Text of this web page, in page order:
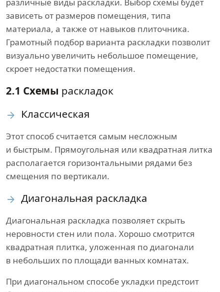
различные виды раскладки. Выбор схемы будет
зависеть от размеров помещения, типа
материала, а также от навыков плиточника.
Грамотный подбор варианта раскладки позволит
визуально увеличить небольшое помещение,
скроет недостатки помещения.
2.1 Схемы раскладок
Классическая
Этот способ считается самым несложным
и быстрым. Прямоугольная или квадратная литка
располагается горизонтальными рядами без
смещения по вертикали.
Диагональная раскладка
Диагональная раскладка позволяет скрыть
неровности стен или пола. Хорошо смотрится
квадратная плитка, уложенная по диагонали
в небольших по площади ванных комнатах.
При диагональном способе укладки предстоит